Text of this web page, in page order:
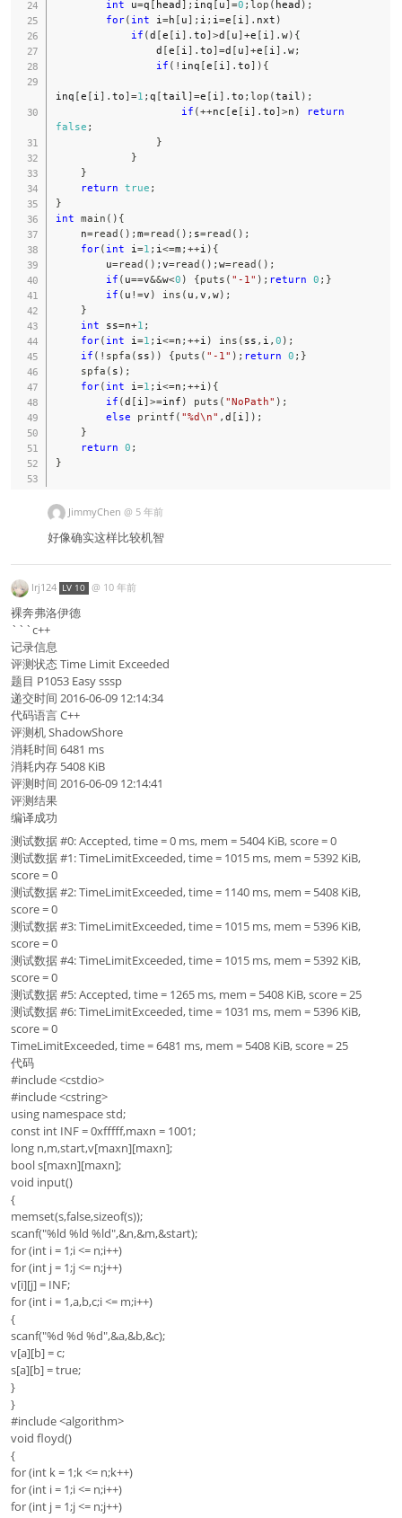
int u=q [ head] ; inq [ u]=0 ; lop ( head ) ;
for( int i =h [ u] ; i ; i =e [ i ] . nxt )
if (d [e [ i ] . to]>d [ u]+e [ i ] . w) {
                d
[e [ i ] . to]=d [ u]+e [ i ] . w;
if ( ! inq [e [ i ] . to] ) {
inq [e [ i ] . to]=1 ; q [tail ]=e [ i ] . to ; lop (tail ) ;
if (++nc [e [ i ] . to]>n )
return
false ;
}
}
}
return true ;
}
int main ( ) {
    n
=read ( ) ; m=read ( ) ; s=read ( ) ;
for( int i =1 ; i <=m ; ++i ) {
        u
=read ( ) ; v=read ( ) ; w=read ( ) ;
if ( u==v&&w<0 ) {puts ( "-1" ) ; return 0 ; }
if ( u !=v ) ins ( u , v , w) ;
}
int ss=n+1 ;
for( int i =1 ; i <=n ; ++i ) ins ( ss , i , 0 ) ;
if ( ! spfa ( ss ) ) {puts ( "-1" ) ; return 0 ; }
spfa ( s ) ;
for( int i =1 ; i <=n ; ++i ) {
if (d [ i ]>=inf ) puts ( "NoPath" ) ;
else
printf ( "%d\n" , d [ i ] ) ;
}
return 0 ;
}
JimmyChen @ 5 年前
好像确实这样比较机智
lrj124 LV 10 @ 10 年前
裸奔弗洛伊德
```c++
记录信息
评测状态 Time Limit Exceeded
题目 P1053 Easy sssp
递交时间 2016-06-09 12:14:34
代码语言 C++
评测机 ShadowShore
消耗时间 6481 ms
消耗内存 5408 KiB
评测时间 2016-06-09 12:14:41
评测结果
编译成功
测试数据 #0: Accepted, time = 0 ms, mem = 5404 KiB, score = 0
测试数据 #1: TimeLimitExceeded, time = 1015 ms, mem = 5392 KiB,
score = 0
测试数据 #2: TimeLimitExceeded, time = 1140 ms, mem = 5408 KiB,
score = 0
测试数据 #3: TimeLimitExceeded, time = 1015 ms, mem = 5396 KiB,
score = 0
测试数据 #4: TimeLimitExceeded, time = 1015 ms, mem = 5392 KiB,
score = 0
测试数据 #5: Accepted, time = 1265 ms, mem = 5408 KiB, score = 25
测试数据 #6: TimeLimitExceeded, time = 1031 ms, mem = 5396 KiB,
score = 0
TimeLimitExceeded, time = 6481 ms, mem = 5408 KiB, score = 25
代码
#include <cstdio>
#include <cstring>
using namespace std;
const int INF = 0xfffff,maxn = 1001;
long n,m,start,v[maxn][maxn];
bool s[maxn][maxn];
void input()
{
memset(s,false,sizeof(s));
scanf("%ld %ld %ld",&n,&m,&start);
for (int i = 1;i <= n;i++)
for (int j = 1;j <= n;j++)
v[i][j] = INF;
for (int i = 1,a,b,c;i <= m;i++)
{
scanf("%d %d %d",&a,&b,&c);
v[a][b] = c;
s[a][b] = true;
}
}
#include <algorithm>
void floyd()
{
for (int k = 1;k <= n;k++)
for (int i = 1;i <= n;i++)
for (int j = 1;j <= n;j++)